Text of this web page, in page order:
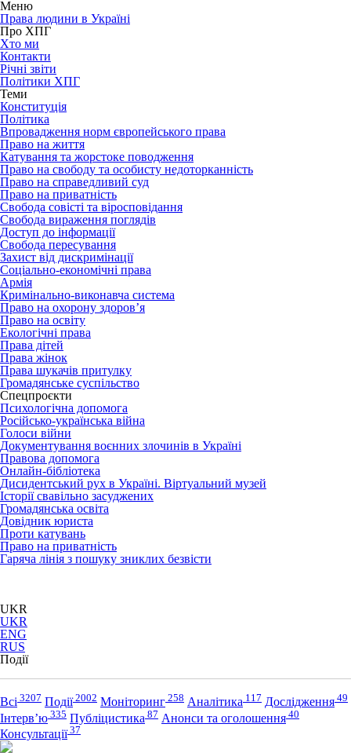
Меню
Права людини в Україні
Про ХПГ
Хто ми
Контакти
Річні звіти
Політики ХПГ
Теми
Конституція
Політика
Впровадження норм європейського права
Право на життя
Катування та жорстоке поводження
Право на свободу та особисту недоторканність
Право на справедливий суд
Право на приватність
Свобода совісті та віросповідання
Свобода вираження поглядів
Доступ до інформації
Свобода пересування
Захист від дискримінації
Соціально-економічні права
Армія
Кримінально-виконавча система
Право на охорону здоров’я
Право на освіту
Екологічні права
Права дітей
Права жінок
Права шукачів притулку
Громадянське суспільство
Спецпроєкти
Психологічна допомога
Російсько-українська війна
Голоси війни
Документування воєнних злочинів в Україні
Правова допомога
Онлайн-бібліотека
Дисидентський рух в Україні. Віртуальний музей
Історії свавільно засуджених
Громадянська освіта
Довідник юриста
Проти катувань
Право на приватність
Гаряча лінія з пошуку зниклих безвісти
UKR
UKR
ENG
RUS
Події
Всі 3207 Події2002 Моніторинг 258 Аналітика 117 Дослідження 49
Інтерв’ю 335 Публіцистика 87 Анонси та оголошення 40
Консультації37